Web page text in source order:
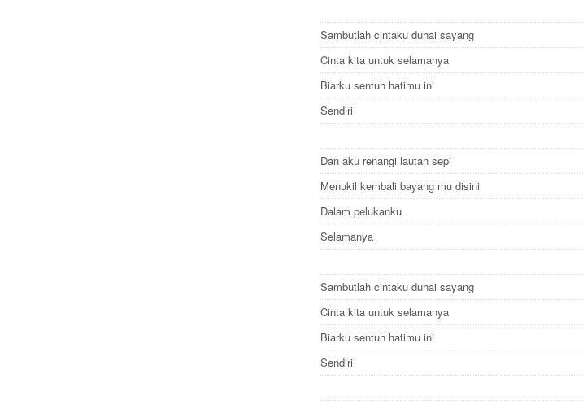
Sambutlah cintaku duhai sayang
Cinta kita untuk selamanya
Biarku sentuh hatimu ini
Sendiri
Dan aku renangi lautan sepi
Menukil kembali bayang mu disini
Dalam pelukanku
Selamanya
Sambutlah cintaku duhai sayang
Cinta kita untuk selamanya
Biarku sentuh hatimu ini
Sendiri